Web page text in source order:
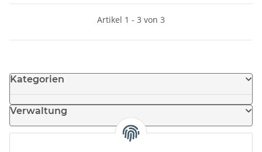
Artikel 1 - 3 von 3
Kategorien
Verwaltung